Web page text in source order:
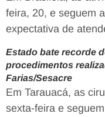
feira, 20, e seguem
expectativa de
Estado bate recorde
procedimentos
Farias/Sesacre
Em Tarauacá, as
sexta-feira e